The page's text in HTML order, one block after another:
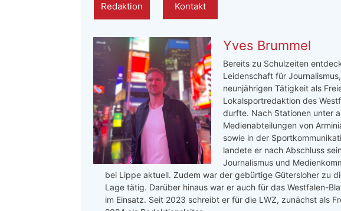
Redaktion Kontakt
Yves Brummel
Bereits zu Schulzeiten
Leidenschaft für
neunjährigen Tätigkeit als
Lokalsportredaktion des
durfte. Nach Stationen unter
Medienabteilungen von
sowie in der
landete er nach Abschluss
Journalismus und
bei Lippe aktuell. Zudem war der gebürtige Gütersloher zu
Lage tätig. Darüber hinaus war er auch für das Westfalen-
im Einsatz. Seit 2023 schreibt er für die LWZ, zunächst als